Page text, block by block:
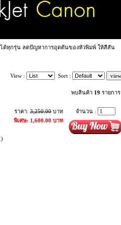
ได้ทุกรุ่น ลดปัญหาการอุดตันของหัวพิมพ์ ให้สีสัน
View : Sort :
พบสินค้า 19 รายการ
ราคา:3,250.00 บาท
พิเศษ: 1,600.00 บาท
จำนวน :